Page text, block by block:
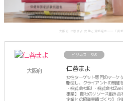
大阪府 仁蓉まよ 女性と資格経済――「資格
大阪府
ビジネス・SNS
仁蓉まよ
女性ターゲット専門のマーケター 企画力と、コミュニケーション力
駆使し、クライアントの飛躍を実現します。 協業
・株式会社IBJ ・株式会社Zwei ・ヒ
事業】 貴社のリソース組み合わ
企業との協業実績づくり】 企